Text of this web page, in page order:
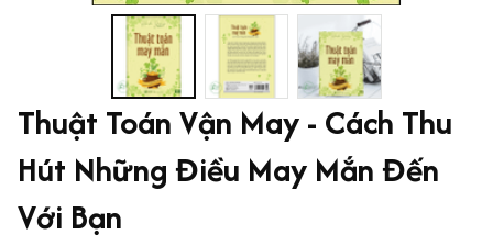
Thuật Toán Vận May - Cách Thu
Hút Những Điều May Mắn Đến
Với Bạn